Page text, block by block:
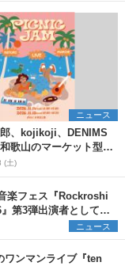
ニュース
、kojikoji、DENIMS
歌山のマーケット型野
『PICNIC JAM
チケット発売開始
(土)
楽フェス『Rockroshi
第3弾出演者として
Reiを発表
ニュース
ンマンライブ『ten